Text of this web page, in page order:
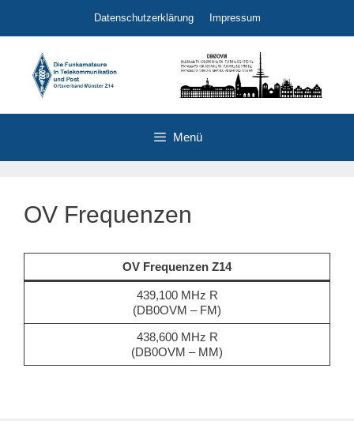
springen
Datenschutzerklärung Impressum
Menü
OV Frequenzen
OV Frequenzen Z14
439,100 MHz R
(DB0OVM – FM)
438,600 MHz R
(DB0OVM – MM)